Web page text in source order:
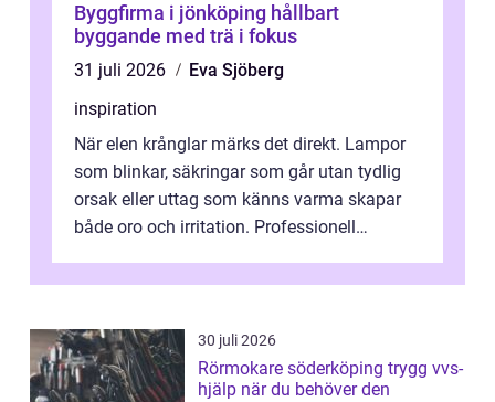
Byggfirma i jönköping hållbart
byggande med trä i fokus
31 juli 2026
Eva Sjöberg
inspiration
När elen krånglar märks det direkt. Lampor
som blinkar, säkringar som går utan tydlig
orsak eller uttag som känns varma skapar
både oro och irritation. Professionell
30 juli 2026
Rörmokare söderköping trygg vvs-
hjälp när du behöver den